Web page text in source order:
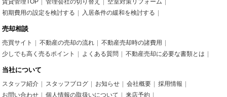
賃貸管理TOP 管理会社の切り替え
空室対策リフォーム
初期費用の設定を検討する
入居条件の緩和を検討する
売却相談
売買サイト 不動産の売却の流れ
不動産売却時の諸費用
少しでも高く売るポイント
よくある質問 不動産売却に必要な書類とは
当社について
スタッフ紹介 スタッフブログ お知らせ 会社概要
採用情報
お問い合わせ
個人情報の取扱いについて 来店予約